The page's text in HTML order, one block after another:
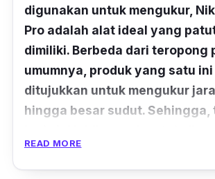
digunakan untuk mengukur,
Pro adalah alat ideal yang
dimiliki. Berbeda dari teropong
umumnya, produk yang satu
ditujukkan untuk mengukur
hingga besar sudut. Sehingga,
berlayar, berburu, dan
teknik."
READ MORE